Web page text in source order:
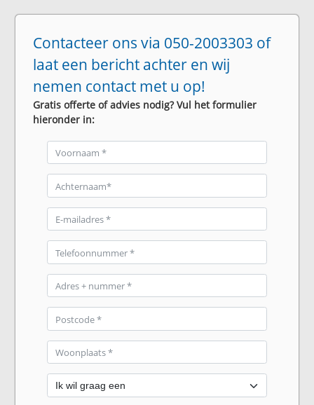
Contacteer ons via 050-2003303 of
laat een bericht achter en wij
nemen contact met u op!
Gratis offerte of advies nodig? Vul het formulier
hieronder in: